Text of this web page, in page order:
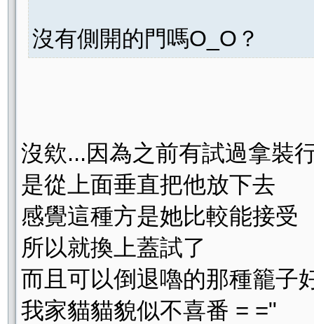
沒有側開的門嗎O_O？
沒欸...因為之前有試過拿裝
是從上面垂直把他放下去
感覺這種方是她比較能接受
所以就換上蓋試了
而且可以倒退嚕的那種籠子
我家貓貓貌似不喜番 = ="